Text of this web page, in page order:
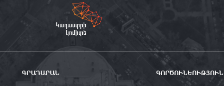
ԳՐԱԴԱՐԱՆ ԳՈՐԾՈՒՆԵՈՒԹՅՈՒՆ